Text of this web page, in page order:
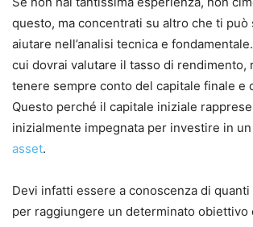
questo, ma concentrati su altro che ti può
aiutare nell’analisi tecnica e fondamentale.
cui dovrai valutare il tasso di rendimento,
tenere sempre conto del capitale finale e
Questo perché il capitale iniziale
inizialmente impegnata per investire in
asset.
Devi infatti essere a conoscenza di
per raggiungere un determinato obiettivo